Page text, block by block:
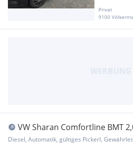
Privat
9100
VW Sharan Comfortline BMT
Diesel, Automatik, gültiges Pickerl,